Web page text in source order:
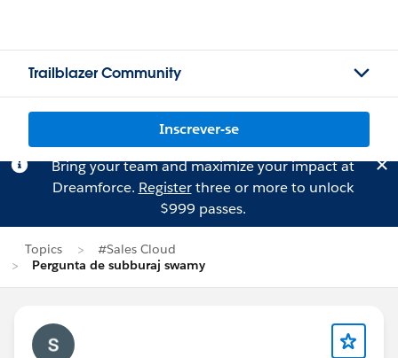
Trailblazer Community
Inscrever-se
Bring your team and maximize your impact at
Dreamforce. Registerthree or more to unlock
$999 passes.
Topics
#Sales Cloud
Pergunta de subburaj swamy